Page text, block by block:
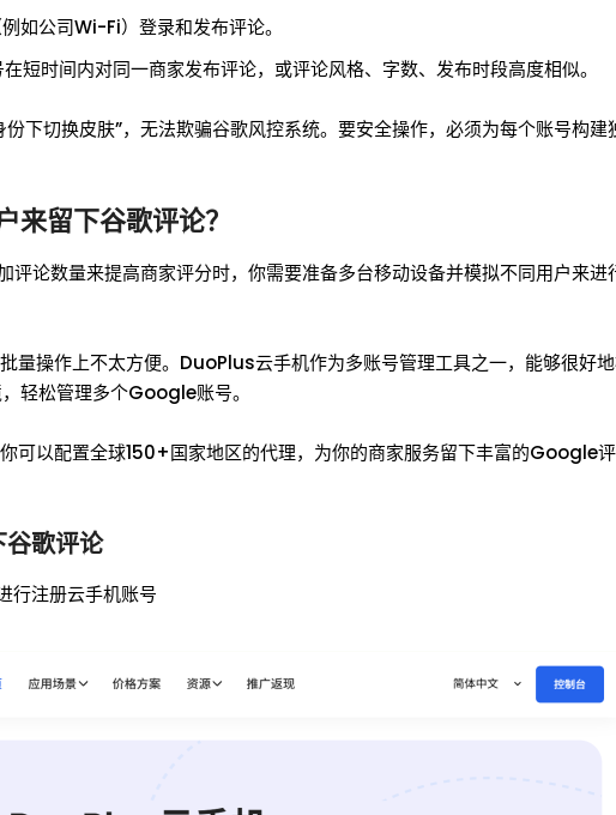
如公司Wi-Fi）登录和发布评论。
短时间内对同一商家发布评论，或评论风格、字数、发布时段高度相似。
下切换皮肤”，无法欺骗谷歌风控系统。要安全操作，必须为每个账号构建
留下谷歌评论？
论数量来提高商家评分时，你需要准备多台移动设备并模拟不同用户来进
量操作上不太方便。DuoPlus云手机作为多账号管理工具之一，能够很好
轻松管理多个Google账号。
以配置全球150+国家地区的代理，为你的商家服务留下丰富的Google
歌评论
行注册云手机账号